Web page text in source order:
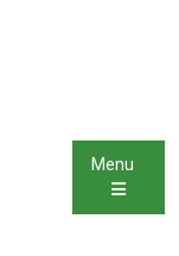
Menu